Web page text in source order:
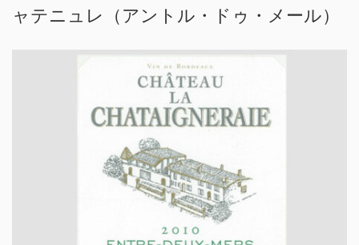
ャテニュレ（アントル・ドゥ・メール）